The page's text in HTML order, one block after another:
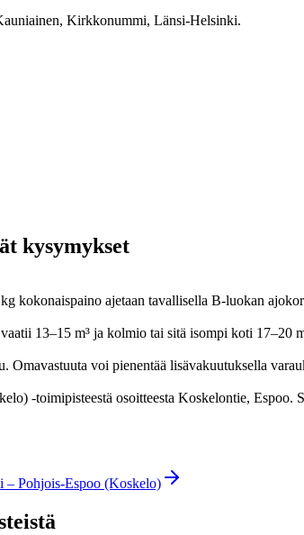
Kirkkonummi, Länsi-Helsinki.
kysymykset
kokonaispaino ajetaan tavallisella B-luokan
13–15 m³ ja kolmio tai sitä isompi koti 17–20
voi pienentää lisävakuutuksella
-toimipisteestä osoitteesta Koskelontie,
– Pohjois-Espoo (Koskelo)